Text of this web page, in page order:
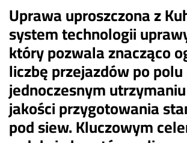
Uprawa uproszczona z
system technologii
który pozwala znacząco
liczbę przejazdów po
jednoczesnym
jakości przygotowania
pod siew. Kluczowym